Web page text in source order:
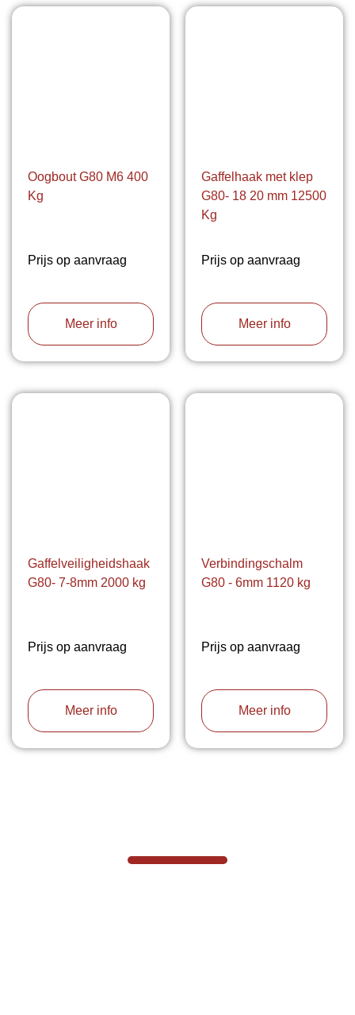
Oogbout G80 M6 400
Kg
Prijs op aanvraag
Meer info
Gaffelhaak met klep
G80- 18 20 mm 12500
Kg
Prijs op aanvraag
Meer info
Gaffelveiligheidshaak
G80- 7-8mm 2000 kg
Prijs op aanvraag
Meer info
Verbindingschalm
G80 - 6mm 1120 kg
Prijs op aanvraag
Meer info